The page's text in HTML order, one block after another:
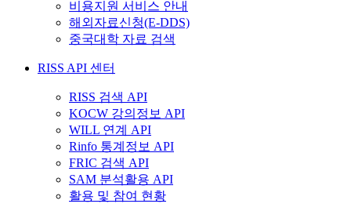
비용지원 서비스 안내
해외자료신청(E-DDS)
중국대학 자료 검색
RISS API 센터
RISS 검색 API
KOCW 강의정보 API
WILL 연계 API
Rinfo 통계정보 API
FRIC 검색 API
SAM 분석활용 API
활용 및 참여 현황